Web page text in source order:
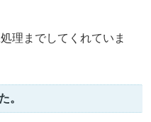
理までしてくれていま
。